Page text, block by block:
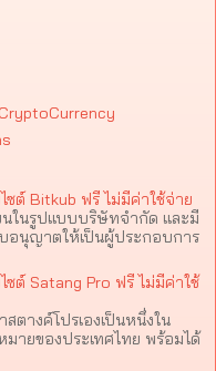
ต์ Bitkub ฟรี ไม่มีค่าใช้จ่าย
นในรูปแบบบริษัทจำกัด และมี
อนุญาตให้เป็นผู้ประกอบการ
ต์ Satang Pro ฟรี ไม่มีค่าใช้
ตางค์โปรเองเป็นหนึ่งใน
ายของประเทศไทย พร้อมได้